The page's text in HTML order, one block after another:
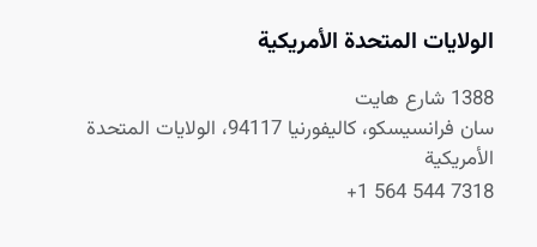
الولايات المتحدة الأمريكية
1388 شارع هايت
سان فرانسيسكو، كاليفورنيا 94117، الولايات المتحدة
الأمريكية
+1 564 544 7318